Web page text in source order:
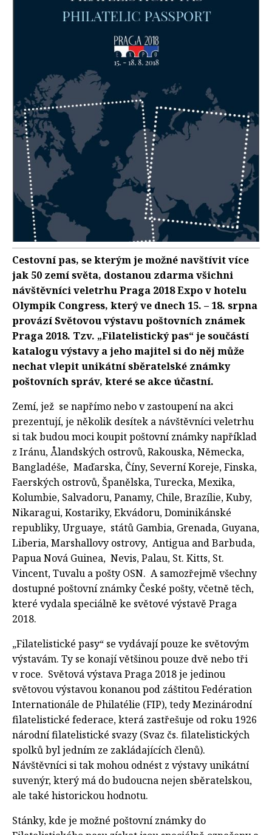
Cestovní pas, se kterým je možné navštívit více
jak 50 zemí světa, dostanou zdarma všichni
návštěvníci veletrhu Praga 2018 Expo v hotelu
Olympik Congress, který ve dnech 15. – 18. srpna
provází Světovou výstavu poštovních známek
Praga 2018. Tzv. „Filatelistický pas“ je součástí
katalogu výstavy a jeho majitel si do něj může
nechat vlepit unikátní sběratelské známky
poštovních správ, které se akce účastní.
Zemí, jež se napřímo nebo v zastoupení na akci
prezentují, je několik desítek a návštěvníci veletrhu
si tak budou moci koupit poštovní známky například
z Iránu, Ålandských ostrovů, Rakouska, Německa,
Bangladéše, Maďarska, Číny, Severní Koreje, Finska,
Faerských ostrovů, Španělska, Turecka, Mexika,
Kolumbie, Salvadoru, Panamy, Chile, Brazílie, Kuby,
Nikaragui, Kostariky, Ekvádoru, Dominikánské
republiky, Urguaye, států Gambia, Grenada, Guyana,
Liberia, Marshallovy ostrovy, Antigua and Barbuda,
Papua Nová Guinea, Nevis, Palau, St. Kitts, St.
Vincent, Tuvalu a pošty OSN. A samozřejmě všechny
dostupné poštovní známky České pošty, včetně těch,
které vydala speciálně ke světové výstavě Praga
2018.
„Filatelistické pasy“ se vydávají pouze ke světovým
výstavám. Ty se konají většinou pouze dvě nebo tři
v roce. Světová výstava Praga 2018 je jedinou
světovou výstavou konanou pod záštitou Fedération
Internationále de Philatélie (FIP), tedy Mezinárodní
filatelistické federace, která zastřešuje od roku 1926
národní filatelistické svazy (Svaz čs. filatelistických
spolků byl jedním ze zakládajících členů).
Návštěvníci si tak mohou odnést z výstavy unikátní
suvenýr, který má do budoucna nejen sběratelskou,
ale také historickou hodnotu.
Stánky, kde je možné poštovní známky do